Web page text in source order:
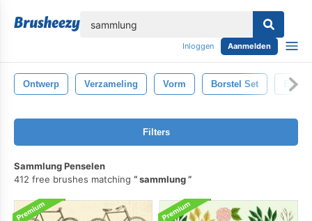
Inloggen Aanmelden
Ontwerp Verzameling Vorm Borstel Set
Filters
Sammlung Penselen
412 free brushes matching
sammlung